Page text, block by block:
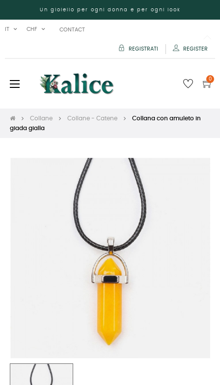
Un gioiello per ogni donna e per ogni look
IT CHF CONTACT
REGISTRATI REGISTER
navigazione
☰ 0
Collane Collane - Catene
Collana con amuleto in
giada gialla